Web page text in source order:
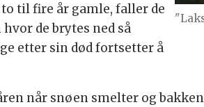
to til fire år gamle, faller de
de brytes ned så
etter sin død fortsetter å
når snøen smelter og